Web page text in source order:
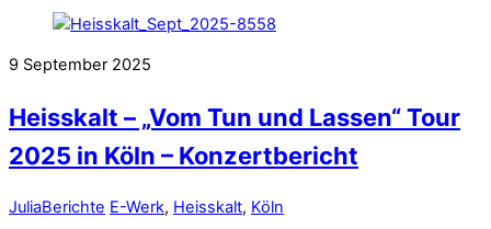
9 September 2025
Heisskalt – „Vom Tun und Lassen“ Tour
2025 in Köln – Konzertbericht
JuliaBerichte E-Werk, Heisskalt, Köln